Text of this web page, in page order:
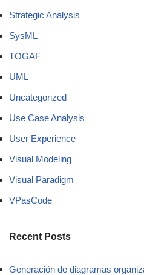
Strategic Analysis
SysML
TOGAF
UML
Uncategorized
Use Case Analysis
User Experience
Visual Modeling
Visual Paradigm
VPasCode
Recent Posts
Generación de diagramas